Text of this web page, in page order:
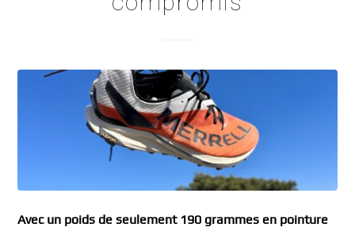
Avec un poids de seulement 190 grammes en pointure